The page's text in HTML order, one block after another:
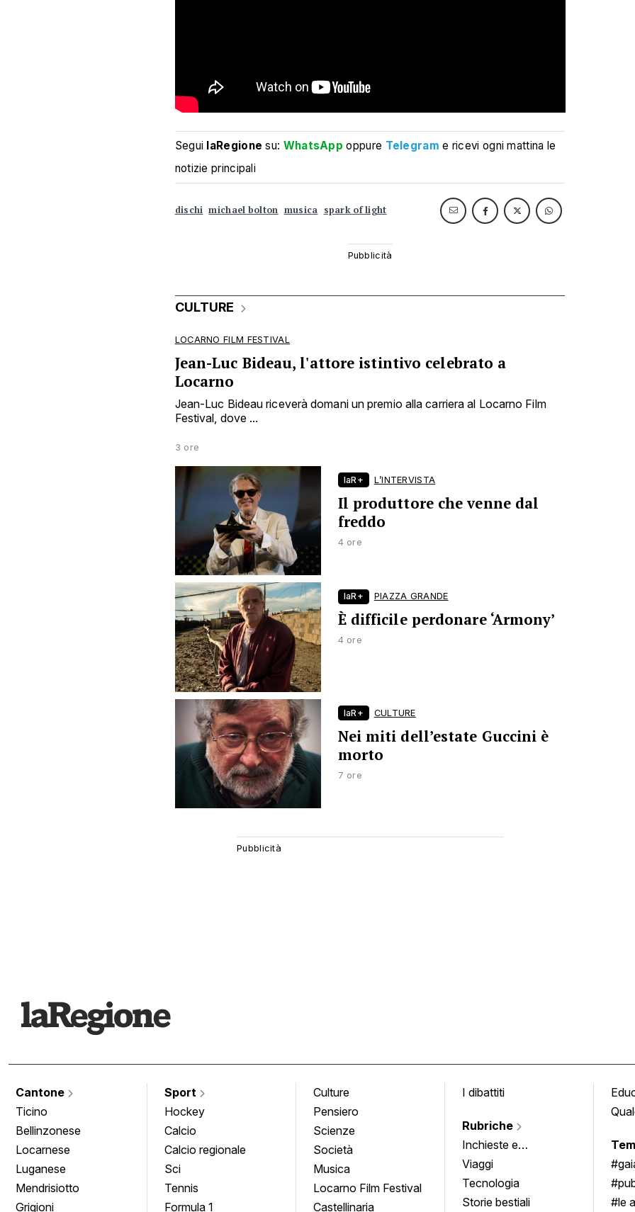
Segui laRegione su: WhatsApp oppure Telegram e ricevi ogni mattina le
notizie principali
dischi michael bolton musica spark of light
CULTURE
LOCARNO FILM FESTIVAL
Jean-Luc Bideau, l'attore istintivo celebrato a
Locarno
Jean-Luc Bideau riceverà domani un premio alla carriera al Locarno Film
Festival, dove ...
3 ore
laR+ L’INTERVISTA
Il produttore che venne dal
freddo
4 ore
laR+ PIAZZA GRANDE
È difficile perdonare ‘Armony’
4 ore
laR+ CULTURE
Nei miti dell’estate Guccini è
morto
7 ore
Cantone
Ticino
Bellinzonese
Locarnese
Luganese
Mendrisiotto
Grigioni
Sport
Hockey
Calcio
Calcio regionale
Sci
Tennis
Formula 1
Culture
Pensiero
Scienze
Società
Musica
Locarno Film Festival
Castellinaria
I dibattiti
Rubriche
Inchieste e
approfondimenti
Viaggi
Tecnologia
Storie bestiali
#le